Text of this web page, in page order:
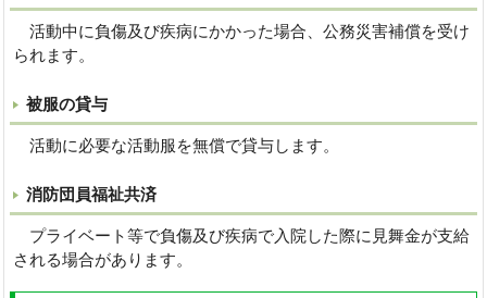
活動中に負傷及び疾病にかかった場合、公務災害補償を受け
られます。
被服の貸与
活動に必要な活動服を無償で貸与します。
消防団員福祉共済
プライベート等で負傷及び疾病で入院した際に見舞金が支給
される場合があります。